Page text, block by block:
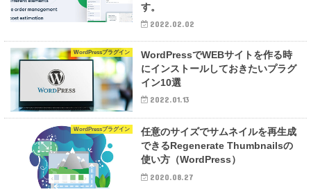
す。
2022.02.02
WordPressプラグイン
WordPressでWEBサイトを作る時
にインストールしておきたいプラグ
イン10選
2022.01.13
WordPressプラグイン
任意のサイズでサムネイルを再生成
できるRegenerate Thumbnailsの
使い方（WordPress）
2020.08.27